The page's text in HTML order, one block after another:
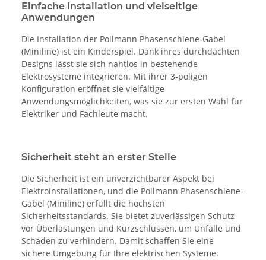
Einfache Installation und vielseitige
Anwendungen
Die Installation der Pollmann Phasenschiene-Gabel
(Miniline) ist ein Kinderspiel. Dank ihres durchdachten
Designs lässt sie sich nahtlos in bestehende
Elektrosysteme integrieren. Mit ihrer 3-poligen
Konfiguration eröffnet sie vielfältige
Anwendungsmöglichkeiten, was sie zur ersten Wahl für
Elektriker und Fachleute macht.
Sicherheit steht an erster Stelle
Die Sicherheit ist ein unverzichtbarer Aspekt bei
Elektroinstallationen, und die Pollmann Phasenschiene-
Gabel (Miniline) erfüllt die höchsten
Sicherheitsstandards. Sie bietet zuverlässigen Schutz
vor Überlastungen und Kurzschlüssen, um Unfälle und
Schäden zu verhindern. Damit schaffen Sie eine
sichere Umgebung für Ihre elektrischen Systeme.